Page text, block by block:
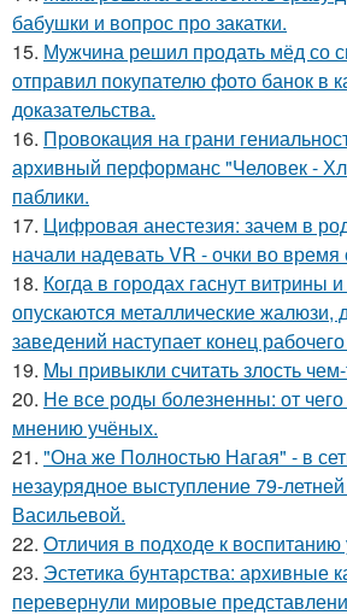
бабушки и вопрос про закатки.
15. Мужчина решил продать мёд со
отправил покупателю фото банок в
доказательства.
16. Провокация на грани
архивный перформанс "Человек -
паблики.
17. Цифровая анестезия: зачем в
начали надевать VR - очки во время
18. Когда в городах гаснут витрины
опускаются металлические жалюзи,
заведений наступает конец
19. Mы пpивыкли считать злость
20. Не все роды болезненны: от чего
мнению учёных.
21. "Она же Полностью Нагая" - в
незаурядное выступление 79-
Васильевой.
22. Oтличия в подходе к
23. Эстетика бунтарства: архивные
перевернули мировые